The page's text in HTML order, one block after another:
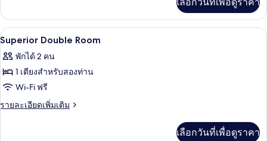
เกี่ยว
กับ
ห้อง
พี
เรียดั
เปิด
ภาพถ่าย
ทั้งหมด
ของ
Superior
โต๊ะทำงาน, พื้นที่ทำงานแบบใช้แล็ปท็อ
20
Superior Double Room
พักได้ 2 คน
1 เตียงสำหรับสองท่าน
Wi-Fi ฟรี
รายละเอียดเพิ่มเติม
ราย
เลือกวันที่เพื่อดูราคา